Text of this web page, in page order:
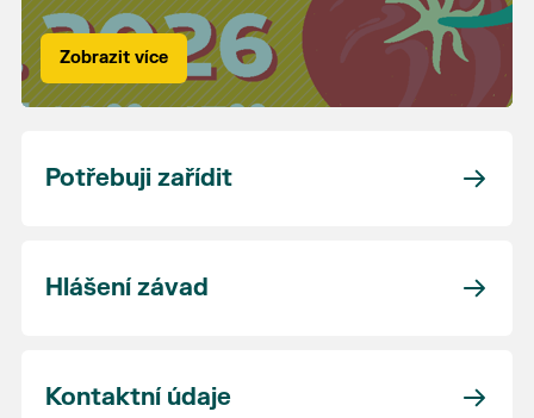
Zobrazit více
Potřebuji zařídit
Hlášení závad
Kontaktní údaje